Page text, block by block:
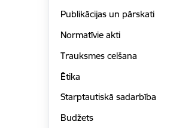
Publikācijas un pārskati
Normatīvie akti
Trauksmes celšana
Ētika
Starptautiskā sadarbība
Budžets